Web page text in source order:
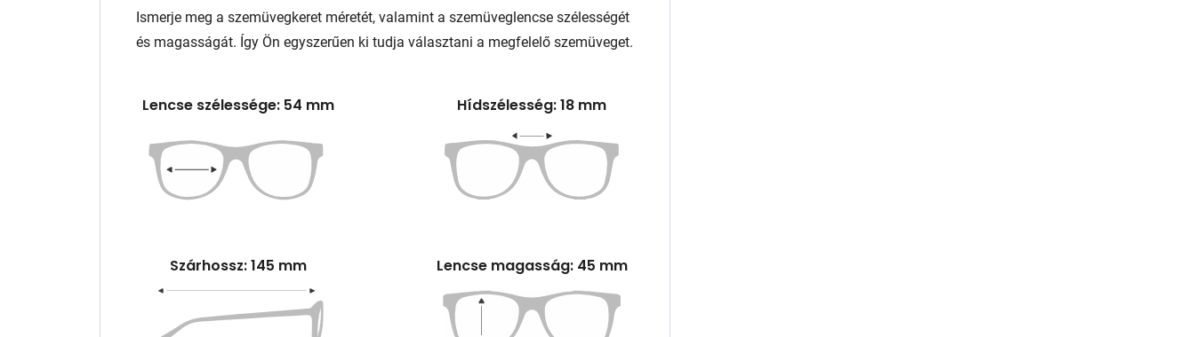
Ismerje meg a szemüvegkeret méretét, valamint a szemüveglencse szélességét
és magasságát. Így Ön egyszerűen ki tudja választani a megfelelő szemüveget.
Lencse szélessége: 54 mm Hídszélesség: 18 mm
Szárhossz: 145 mm Lencse magasság: 45 mm